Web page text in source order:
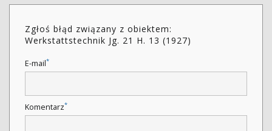
Zgłoś błąd związany z obiektem:
Werkstattstechnik Jg. 21 H. 13 (1927)
E-mail*
Komentarz*